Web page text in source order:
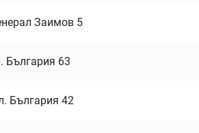
Заимов 5
България 63
България 42